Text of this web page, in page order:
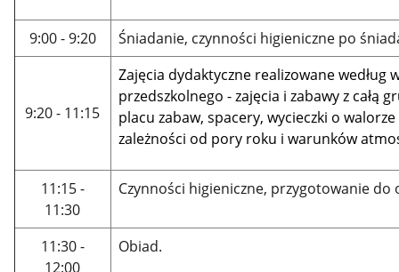
9:00 - 9:20 Śniadanie, czynności higieniczne po
9:20 - 11:15
Zajęcia dydaktyczne realizowane
przedszkolnego - zajęcia i zabawy z całą
placu zabaw, spacery, wycieczki o
zależności od pory roku i warunków
11:15 -
11:30
Czynności higieniczne, przygotowanie do
11:30 -
12:00
Obiad.